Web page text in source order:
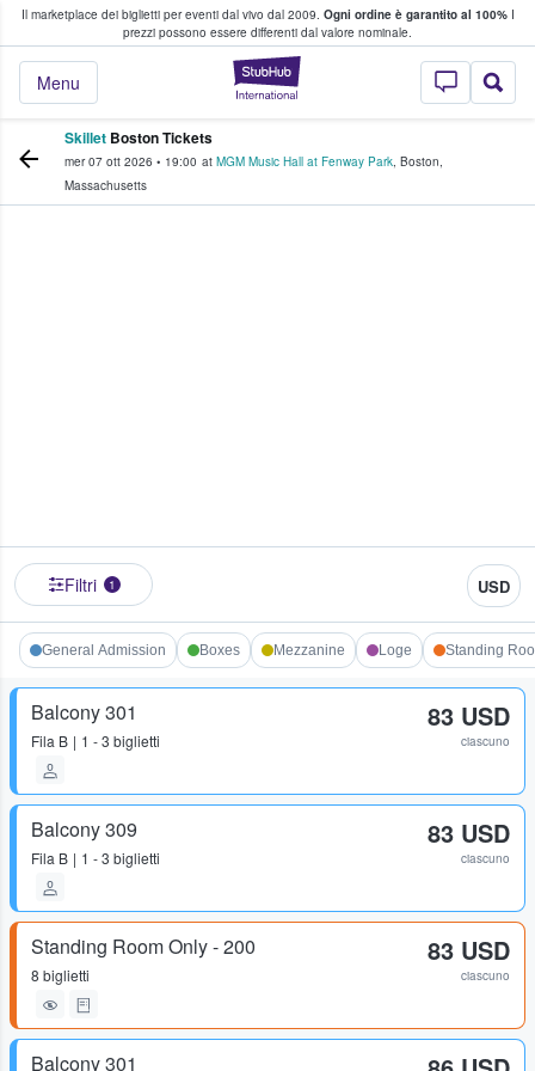
Il marketplace dei biglietti per eventi dal vivo dal 2009. Ogni ordine è garantito al 100%I
prezzi possono essere differenti dal valore nominale.
StubHub - Dove
Menu
fan comprano e vendono biglietti
Skillet Boston Tickets
mer 07 ott 2026 • 19:00 at MGM Music Hall at Fenway Park, Boston,
Massachusetts
Filtri 1 USD
General Admission Boxes Mezzanine Loge Standing
Balcony 301
Fila B 1 - 3 biglietti
83 USD
ciascuno
Balcony 309
Fila B 1 - 3 biglietti
83 USD
ciascuno
Standing Room Only - 200
8 biglietti
83 USD
ciascuno
Balcony 301